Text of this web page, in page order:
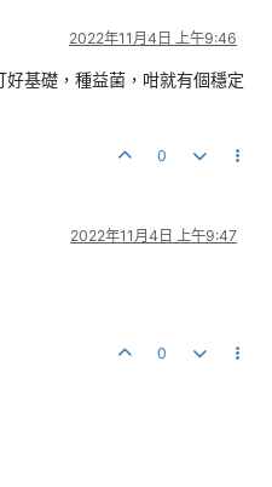
2022年11月4日 上午9:46
基礎，種益菌，咁就有個穩定
0
2022年11月4日 上午9:47
0